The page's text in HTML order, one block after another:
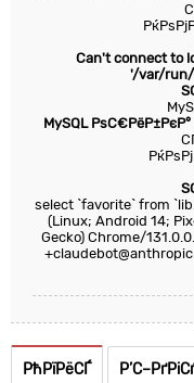
Can't connect to
'/var/run/
MySQL РѕС€РёР±РєР°
select `favorite` from
(Linux; Android 14;
Gecko) Chrome/
РћРїРёСЃ